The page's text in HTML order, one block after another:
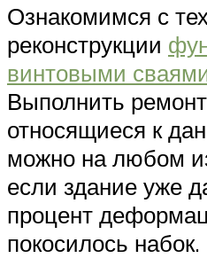
Ознакомимся с
реконструкции
винтовыми
Выполнить
относящиеся к
можно на любом
если здание уже
процент
покосилось набок.